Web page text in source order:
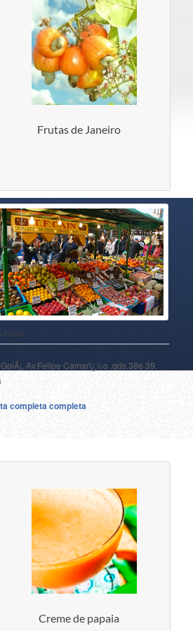
Frutas de Janeiro
Feira
Av.Felipe Camarï¿½o ,qds.38e 39,
completa completa
Creme de papaia